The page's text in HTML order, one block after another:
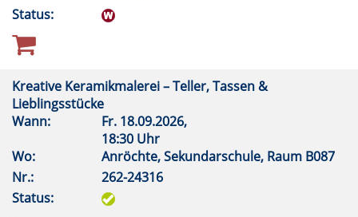
Status:
Kreative Keramikmalerei – Teller, Tassen &
Lieblingsstücke
Wann:
Fr. 18.09.2026,
18:30 Uhr
Wo:
Anröchte, Sekundarschule, Raum B087
Nr.:
262-24316
Status: